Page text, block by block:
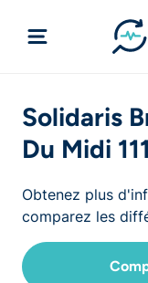
Solidaris
Du Midi 111
Obtenez plus
comparez les